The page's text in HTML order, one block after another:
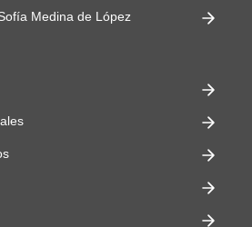
Medina de López